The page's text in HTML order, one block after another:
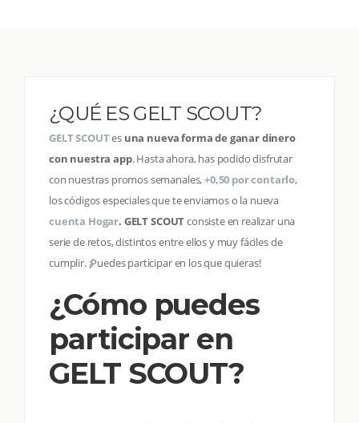
¿QUÉ ES GELT SCOUT?
GELT SCOUTes una nueva forma de ganar dinero
con nuestra app. Hasta ahora, has podido disfrutar
con nuestras promos semanales,+0,50 por contarlo,
los códigos especiales que te enviamos o la nueva
cuenta Hogar. GELT SCOUTconsiste en realizar una
serie de retos, distintos entre ellos y muy fáciles de
cumplir. ¡Puedes participar en los que quieras!
¿Cómo puedes
participar en
GELT SCOUT?